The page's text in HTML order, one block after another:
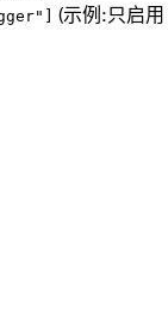
(示例:只启用